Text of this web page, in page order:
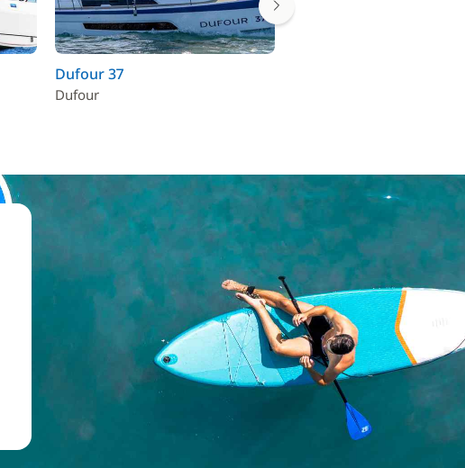
Dufour 37
Dufour